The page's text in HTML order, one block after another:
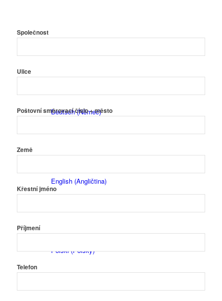
Deutsch(Němec)
English(Angličtina)
Polski(Polský)
Společnost
Ulice
Poštovní směrovací číslo + město
Země
Křestní jméno
Příjmení
Telefon